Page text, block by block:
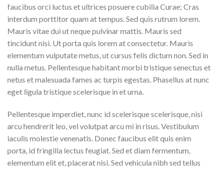
faucibus orci luctus et ultrices posuere cubilia Curae; Cras
interdum porttitor quam at tempus. Sed quis rutrum lorem.
Mauris vitae dui ut neque pulvinar mattis. Mauris sed
tincidunt nisi. Ut porta quis lorem at consectetur. Mauris
elementum vulputate metus, ut cursus felis dictum non. Sed in
nulla metus. Pellentesque habitant morbi tristique senectus et
netus et malesuada fames ac turpis egestas. Phasellus at nunc
eget ligula tristique scelerisque in et urna.
Pellentesque imperdiet, nunc id scelerisque scelerisque, nisi
arcu hendrerit leo, vel volutpat arcu mi in risus. Vestibulum
iaculis molestie venenatis. Donec faucibus elit quis enim
porta, id fringilla lectus feugiat. Sed et diam fermentum,
elementum elit et, placerat nisi. Sed vehicula nibh sed tellus